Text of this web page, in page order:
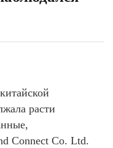
расти
Connect Co. Ltd.